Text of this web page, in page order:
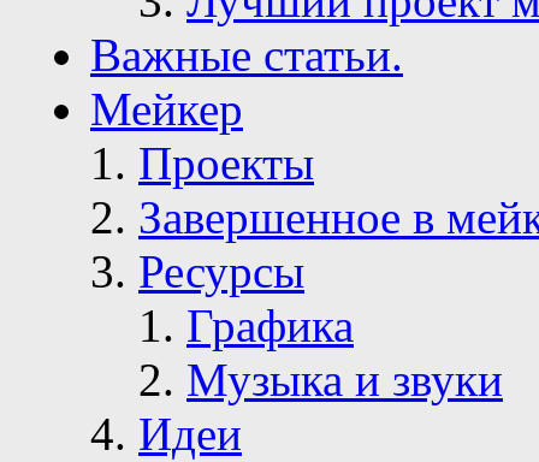
Важные статьи.
Мейкер
Проекты
Завершенное в
Ресурсы
Графика
Музыка и звуки
Идеи